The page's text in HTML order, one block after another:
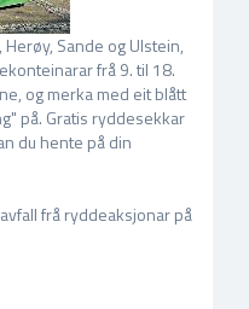
Sande og Ulstein,
frå 9. til 18.
og merka med eit blått
på. Gratis ryddesekkar
du hente på din
frå ryddeaksjonar på